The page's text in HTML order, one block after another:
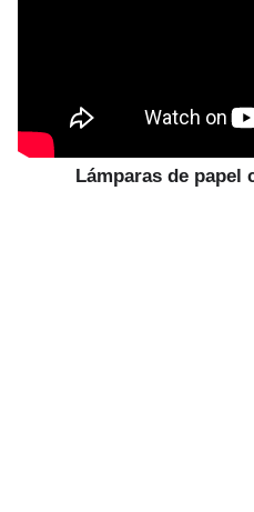
Lámparas de papel